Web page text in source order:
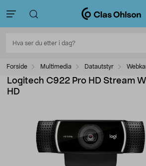
Forside Multimedia Datautstyr
Logitech C922 Pro HD Stream
HD